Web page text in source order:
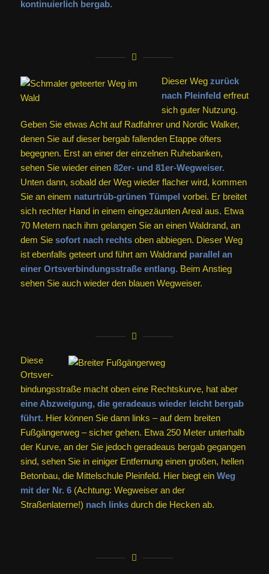
kontinuierlich bergab.
Dieser Weg zurück
nach Pleinfeld erfreut
sich guter Nutzung.
Geben Sie etwas Acht auf Radfahrer und Nordic Walker,
denen Sie auf dieser bergab fallenden Etappe öfters
begegnen. Erst an einer der einzelnen Ruhebanken,
sehen Sie wieder einen 82er- und 81er-Wegweiser.
Unten dann, sobald der Weg wieder flacher wird, kommen
Sie an einem naturtrüb-grünen Tümpel vorbei. Er breitet
sich rechter Hand in einem eingezäunten Areal aus. Etwa
70 Metern nach ihm gelangen Sie an einen Waldrand, an
dem Sie sofort nach rechtsoben abbiegen. Dieser Weg
ist ebenfalls geteert und führt am Waldrand parallel an
einer Ortsverbindungsstraße entlang. Beim Anstieg
sehen Sie auch wieder den blauen Wegweiser.
Diese
Orts­ver­
bindungs­straße macht oben eine Rechtskurve, hat aber
eine Abzweigung, die geradeaus wieder leicht bergab
führt. Hier können Sie dann links – auf dem breiten
Fußgängerweg – sicher gehen. Etwa 250 Meter unterhalb
der Kurve, an der Sie jedoch geradeaus bergab gegangen
sind, sehen Sie in einiger Entfernung einen großen, hellen
Betonbau, die Mittelschule Pleinfeld. Hier biegt ein Weg
mit der Nr. 6(Achtung: Wegweiser an der
Straßenlaterne!) nach linksdurch die Hecken ab.